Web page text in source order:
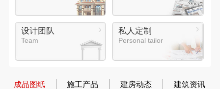
设计团队
Team
私人定制
Personal tailor
成品图纸 施工产品 建房动态 建筑资讯